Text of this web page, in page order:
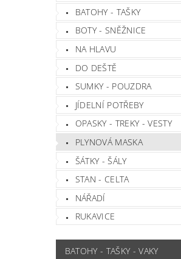
BATOHY - TAŠKY
BOTY - SNĚŽNICE
NA HLAVU
DO DEŠTĚ
SUMKY - POUZDRA
JÍDELNÍ POTŘEBY
OPASKY - TREKY - VESTY
PLYNOVÁ MASKA
ŠÁTKY - ŠÁLY
STAN - CELTA
NÁŘADÍ
RUKAVICE
BATOHY - TAŠKY - VAKY